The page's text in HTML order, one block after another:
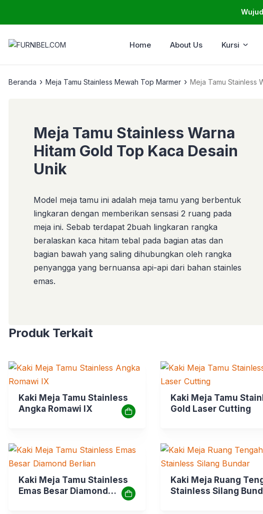
Home About Us Kursi
Beranda › Meja Tamu Stainless Mewah Top Marmer ›
Meja Tamu Stainless Warna
Hitam Gold Top Kaca Desain
Unik
Model meja tamu ini adalah meja tamu yang berbentuk
lingkaran dengan memberikan sensasi 2 ruang pada
meja ini. Sebab terdapat 2buah lingkaran rangka
beralaskan kaca hitam tebal pada bagian atas dan
bagian bawah yang saling dihubungkan oleh rangka
penyangga yang bernuansa api-api dari bahan stainles
emas.
Produk Terkait
Kaki Meja Tamu Stainless
Angka Romawi IX
Kaki Meja Tamu
Gold Laser Cutting
Kaki Meja Tamu Stainless
Emas Besar Diamond
Kaki Meja Ruang
Stainless Silang